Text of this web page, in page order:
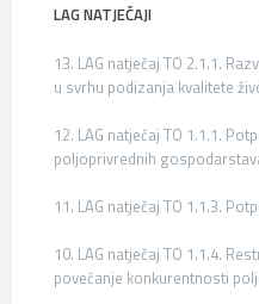
LAG NATJEČAJI
13. LAG natječaj TO 2.1.1.
u svrhu podizanja kvalitete
12. LAG natječaj TO 1.1.1.
poljoprivrednih
11. LAG natječaj TO 1.1.3.
10. LAG natječaj TO 1.1.4.
povećanje konkurentnosti